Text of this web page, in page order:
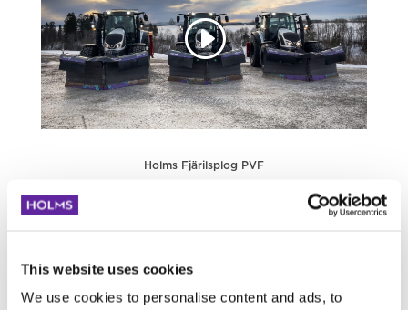
This website uses cookies
We use cookies to personalise content and ads, to
Holms Fjärilsplog PVF
Produktpresentation